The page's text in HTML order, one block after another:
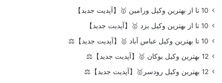
10 تا از بهترین وکیل ورامین 🥇【آپدیت جدید】
10 تا از بهترین وکیل یزد 🥇【آپدیت جدید】
10 تا بهترین وکیل عباس آباد 🥇【آپدیت جدید】⚖️
12 بهترین وکیل بوکان 🥇【آپدیت جدید】⚖️
12 بهترین وکیل رودسر🥇【آپدیت جدید】⚖️